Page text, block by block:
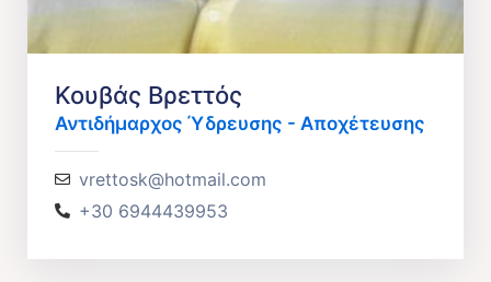
Κουβάς Βρεττός
Αντιδήμαρχος Ύδρευσης - Αποχέτευσης
vrettosk@hotmail.com
+30 6944439953